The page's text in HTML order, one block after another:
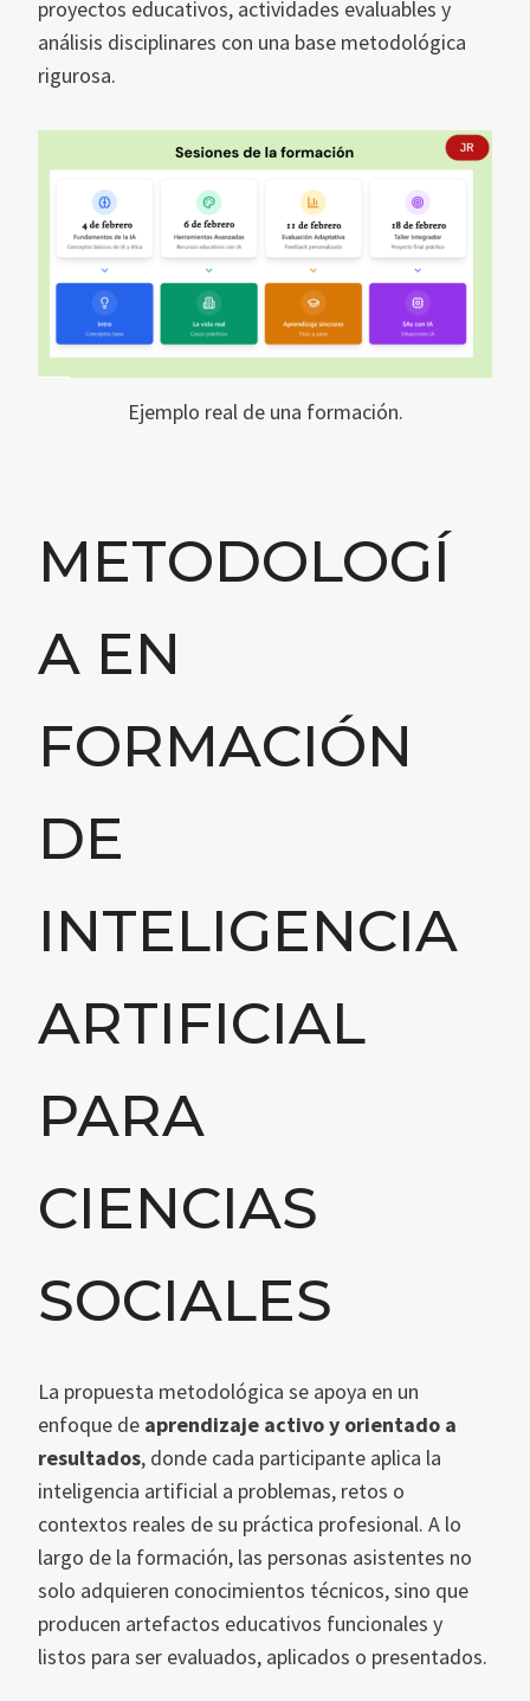
proyectos educativos, actividades evaluables y
análisis disciplinares con una base metodológica
rigurosa.
Ejemplo real de una formación.
METODOLOGÍ
A EN
FORMACIÓN
DE
INTELIGENCIA
ARTIFICIAL
PARA
CIENCIAS
SOCIALES
La propuesta metodológica se apoya en un
enfoque de aprendizaje activo y orientado a
resultados, donde cada participante aplica la
inteligencia artificial a problemas, retos o
contextos reales de su práctica profesional. A lo
largo de la formación, las personas asistentes no
solo adquieren conocimientos técnicos, sino que
producen artefactos educativos funcionales y
listos para ser evaluados, aplicados o presentados.